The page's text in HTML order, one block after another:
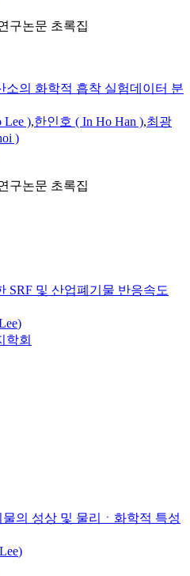
구논문 초록집
소의 화학적 흡착 실험데이터 분
Lee ),한인호 ( In Ho Han ),최광
)
구논문 초록집
SRF 및 산업폐기물 반응속도
)
학회
의 성상 및 물리ㆍ화학적 특성
Lee)